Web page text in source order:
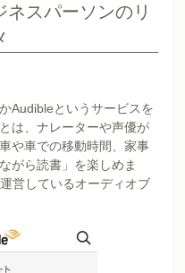
スパーソンのリ
Audibleというサービスを
は、ナレーターや声優が
や車での移動時間、家事
がら読書」を楽しめま
営しているオーディオブ